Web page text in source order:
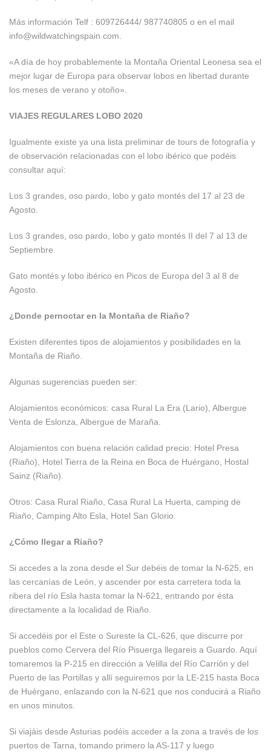
Más información Telf : 609726444/ 987740805 o en el mail
info@wildwatchingspain.com.
«A día de hoy probablemente la Montaña Oriental Leonesa sea el
mejor lugar de Europa para observar lobos en libertad durante
los meses de verano y otoño».
VIAJES REGULARES LOBO 2020
Igualmente existe ya una lista preliminar de tours de fotografía y
de observación relacionadas con el lobo ibérico que podéis
consultar aquí:
Los 3 grandes, oso pardo, lobo y gato montés del 17 al 23 de
Agosto.
Los 3 grandes, oso pardo, lobo y gato montés II del 7 al 13 de
Septiembre.
Gato montés y lobo ibérico en Picos de Europa del 3 al 8 de
Agosto.
¿Donde pernoctar en la Montaña de Riaño?
Existen diferentes tipos de alojamientos y posibilidades en la
Montaña de Riaño.
Algunas sugerencias pueden ser:
Alojamientos económicos: casa Rural La Era (Lario), Albergue
Venta de Eslonza, Albergue de Maraña.
Alojamientos con buena relación calidad precio: Hotel Presa
(Riaño), Hotel Tierra de la Reina en Boca de Huérgano, Hostal
Sainz (Riaño).
Otros: Casa Rural Riaño, Casa Rural La Huerta, camping de
Riaño, Camping Alto Esla, Hotel San Glorio.
¿Cómo llegar a Riaño?
Si accedes a la zona desde el Sur debéis de tomar la N-625, en
las cercanías de León, y ascender por esta carretera toda la
ribera del río Esla hasta tomar la N-621, entrando por ésta
directamente a la localidad de Riaño.
Si accedéis por el Este o Sureste la CL-626, que discurre por
pueblos como Cervera del Río Pisuerga llegareis a Guardo. Aquí
tomaremos la P-215 en dirección a Velilla del Río Carrión y del
Puerto de las Portillas y allí seguiremos por la LE-215 hasta Boca
de Huérgano, enlazando con la N-621 que nos conducirá a Riaño
en unos minutos.
Si viajáis desde Asturias podéis acceder a la zona a través de los
puertos de Tarna, tomando primero la AS-117 y luego